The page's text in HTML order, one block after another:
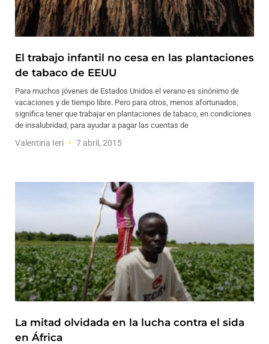
El trabajo infantil no cesa en las plantaciones
de tabaco de EEUU
Para muchos jóvenes de Estados Unidos el verano es sinónimo de
vacaciones y de tiempo libre. Pero para otros, menos afortunados,
significa tener que trabajar en plantaciones de tabaco, en condiciones
de insalubridad, para ayudar a pagar las cuentas de
Valentina Ieri 7 abril, 2015
La mitad olvidada en la lucha contra el sida
en África